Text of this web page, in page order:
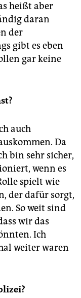
heißt aber
daran
der
gibt es eben
gar keine
auch
Da
bin sehr sicher,
wenn es
spielt wie
der dafür sorgt,
So weit sind
wir das
Ich
weiter waren